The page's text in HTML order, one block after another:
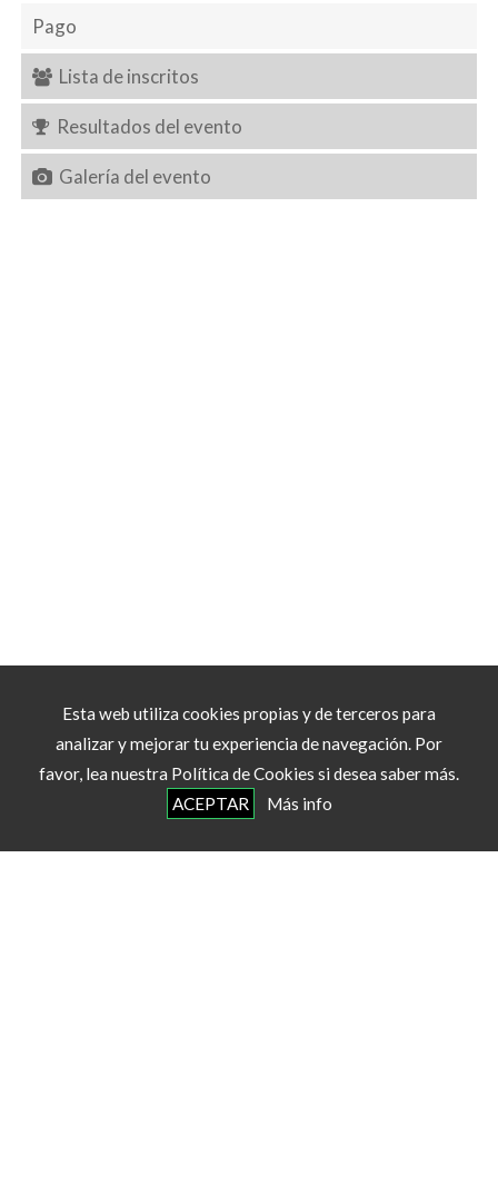
Pago
Lista de inscritos
Resultados del evento
Galería del evento
info@racetime.es
Esta web utiliza cookies propias y de terceros para
analizar y mejorar tu experiencia de navegación. Por
favor, lea nuestra Política de Cookies si desea saber más.
ACEPTAR
Más info